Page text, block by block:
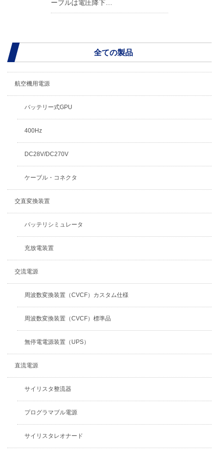
ーブルは電圧降下…
全ての製品
航空機用電源
バッテリー式GPU
400Hz
DC28V/DC270V
ケーブル・コネクタ
交直変換装置
バッテリシミュレータ
充放電装置
交流電源
周波数変換装置（CVCF）カスタム仕様
周波数変換装置（CVCF）標準品
無停電電源装置（UPS）
直流電源
サイリスタ整流器
プログラマブル電源
サイリスタレオナード